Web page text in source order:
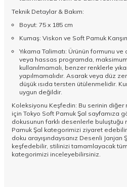
Teknik Detaylar & Bakım:
Boyut: 75 x 185 cm
Kumaş: Viskon ve Soft Pamuk
Yıkama Talimatı: Ürünün formunu
veya hassas programda, maksimum
kullanılmamalı, benzer renklerle
yapılmamalıdır. Asarak veya düz
düşük ısıda tersten ütülenmelidir.
uygun değildir.
Koleksiyonu Keşfedin: Bu serinin
için Tokyo Soft Pamuk Şal sayfamıza
dokusunun farklı desenlerle buluştuğu
Pamuk Şal kategorimizi ziyaret
doku arayışındaysanız Desenli Janjan
keşfedebilir, stilinizi tamamlayacak
kategorimizi inceleyebilirsiniz.